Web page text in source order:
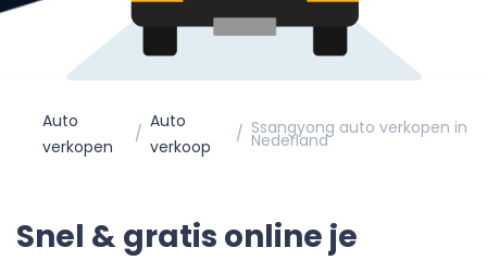
Auto
verkopen
Auto
verkoop
Ssangyong auto verkopen in
Nederland
Snel & gratis online je